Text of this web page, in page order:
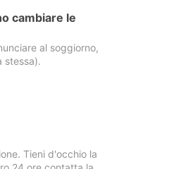
cambiare le
al soggiorno,
stessa).
Tieni d'occhio la